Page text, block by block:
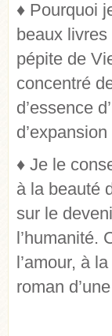
♦ Pourquoi
beaux livres
pépite de
concentré
d’essence
♦ Je le
à la beauté
sur le
l’humanité.
l’amour, à
roman